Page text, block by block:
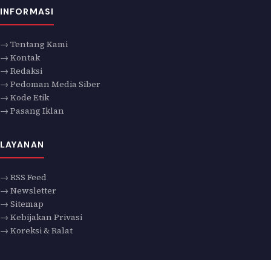
INFORMASI
→ Tentang Kami
→ Kontak
→ Redaksi
→ Pedoman Media Siber
→ Kode Etik
→ Pasang Iklan
LAYANAN
→ RSS Feed
→ Newsletter
→ Sitemap
→ Kebijakan Privasi
→ Koreksi & Ralat